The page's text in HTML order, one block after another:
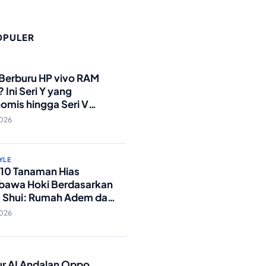
HP vivo RAM
Ini Seri Y yang
hingga Seri V
Militer!
Tanaman Hias
Hoki Berdasarkan
Shui: Rumah Adem dan
Lancar!